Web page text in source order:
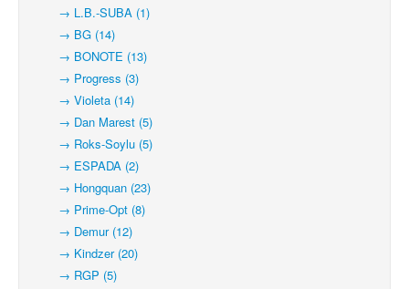
→ L.B.-SUBA (1)
→ BG (14)
→ BONOTE (13)
→ Progress (3)
→ Violeta (14)
→ Dan Marest (5)
→ Roks-Soylu (5)
→ ESPADA (2)
→ Hongquan (23)
→ Prime-Opt (8)
→ Demur (12)
→ Kindzer (20)
→ RGP (5)